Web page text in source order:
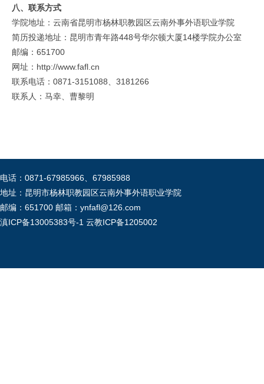
八、联系方式
学院地址：云南省昆明市杨林职教园区云南外事外语职业学院
简历投递地址：昆明市青年路448号华尔顿大厦14楼学院办公室
邮编：651700
网址：http://www.fafl.cn
联系电话：0871-3151088、3181266
联系人：马幸、曹黎明
电话：0871-67985966、67985988
地址：昆明市杨林职教园区云南外事外语职业学院
邮编：651700 邮箱：ynfafl@126.com
滇ICP备13005383号-1 云教ICP备1205002